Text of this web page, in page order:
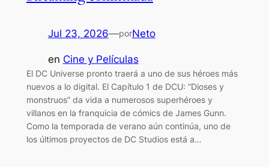
Jul 23, 2026—porNeto
en Cine y Películas
El DC Universe pronto traerá a uno de sus héroes más
nuevos a lo digital. El Capítulo 1 de DCU: “Dioses y
monstruos” da vida a numerosos superhéroes y
villanos en la franquicia de cómics de James Gunn.
Como la temporada de verano aún continúa, uno de
los últimos proyectos de DC Studios está a…